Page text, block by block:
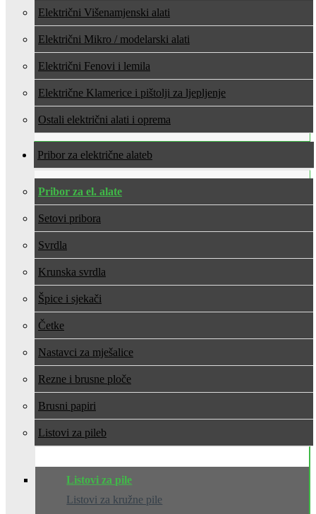
Električni Višenamjenski alati
Električni Mikro / modelarski alati
Električni Fenovi i lemila
Električne Klamerice i pištolji za ljepljenje
Ostali električni alati i oprema
Pribor za električne alate
Pribor za el. alate
Setovi pribora
Svrdla
Krunska svrdla
Špice i sjekači
Četke
Nastavci za mješalice
Rezne i brusne ploče
Brusni papiri
Listovi za pile
Listovi za pile
Listovi za kružne pile